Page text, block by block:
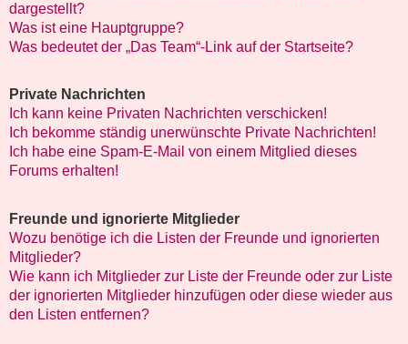
dargestellt?
Was ist eine Hauptgruppe?
Was bedeutet der „Das Team“-Link auf der Startseite?
Private Nachrichten
Ich kann keine Privaten Nachrichten verschicken!
Ich bekomme ständig unerwünschte Private Nachrichten!
Ich habe eine Spam-E-Mail von einem Mitglied dieses
Forums erhalten!
Freunde und ignorierte Mitglieder
Wozu benötige ich die Listen der Freunde und ignorierten
Mitglieder?
Wie kann ich Mitglieder zur Liste der Freunde oder zur Liste
der ignorierten Mitglieder hinzufügen oder diese wieder aus
den Listen entfernen?